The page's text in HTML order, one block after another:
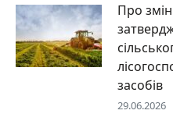
Про
засобів
29.06.2026